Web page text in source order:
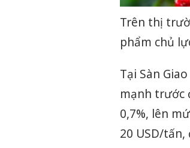
Trên thị
phẩm chủ
Tại Sàn
mạnh trước
0,7%, lên
20 USD/tấn,